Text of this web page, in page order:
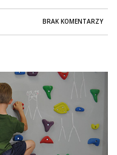
BRAK KOMENTARZY